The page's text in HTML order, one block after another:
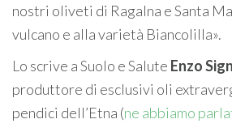
nostri oliveti di Ragalna e Santa
vulcano e alla varietà Biancolilla».
Lo scrive a Suolo e Salute Enzo
produttore di esclusivi oli
pendici dell’Etna (ne abbiamo